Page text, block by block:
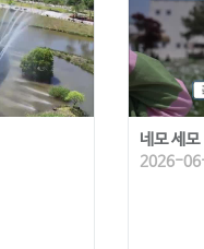
네모 세모
2026-